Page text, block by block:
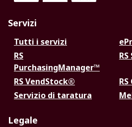
Servizi
Tutti i servizi
RS
PurchasingManager™
RS VendStock®
Servizio di taratura
Legale